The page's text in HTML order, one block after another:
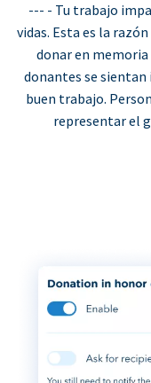
--- - Tu trabajo
vidas. Esta es la
donar en memoria
donantes se
buen trabajo.
representar el